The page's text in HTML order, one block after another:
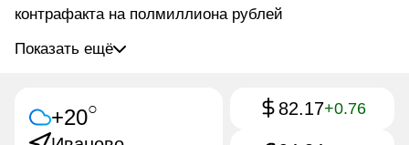
контрафакта на полмиллиона рублей
Показать ещё
+20○ 82.17+0.76